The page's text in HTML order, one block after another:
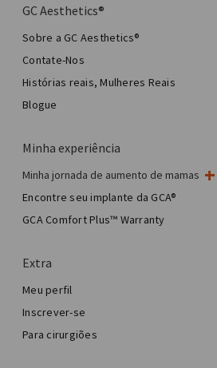
GC Aesthetics®
Sobre a GC Aesthetics®
Contate-Nos
Histórias reais, Mulheres Reais
Blogue
Minha experiência
Minha jornada de aumento de mamas
Minha cirurgia de mama
Cirurgia estética de mama
Total Breast Reconstruction™
Encontre seu implante da GCA®
GCA Comfort Plus™ Warranty
Extra
Meu perfil
Inscrever-se
Para cirurgiões